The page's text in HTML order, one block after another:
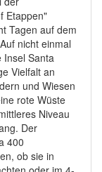
Etappen"
Tagen auf dem
nicht einmal
Insel Santa
Vielfalt an
und Wiesen
rote Wüste
Niveau
Der
400
ob sie in